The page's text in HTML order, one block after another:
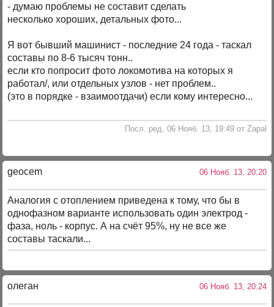
- думаю проблемы не составит сделать
несколько хороших, детальных фото...
Я вот бывший машинист - последние 24 года - таскал
составы по 8-6 тысяч тонн..
если кто попросит фото локомотива на которых я
работал/, или отдельных узлов - нет проблем..
(это в порядке - взаимоотдачи) если кому интересно...
Посл. ред. 06 Нояб. 13, 19:49 от Zapal
geocem 06 Нояб. 13, 20:20
Аналогия с отоплением приведена к тому, что бы в
однофазном варианте использовать один электрод -
фаза, ноль - корпус. А на счёт 95%, ну не все же
составы таскали...
олеган 06 Нояб. 13, 20:24